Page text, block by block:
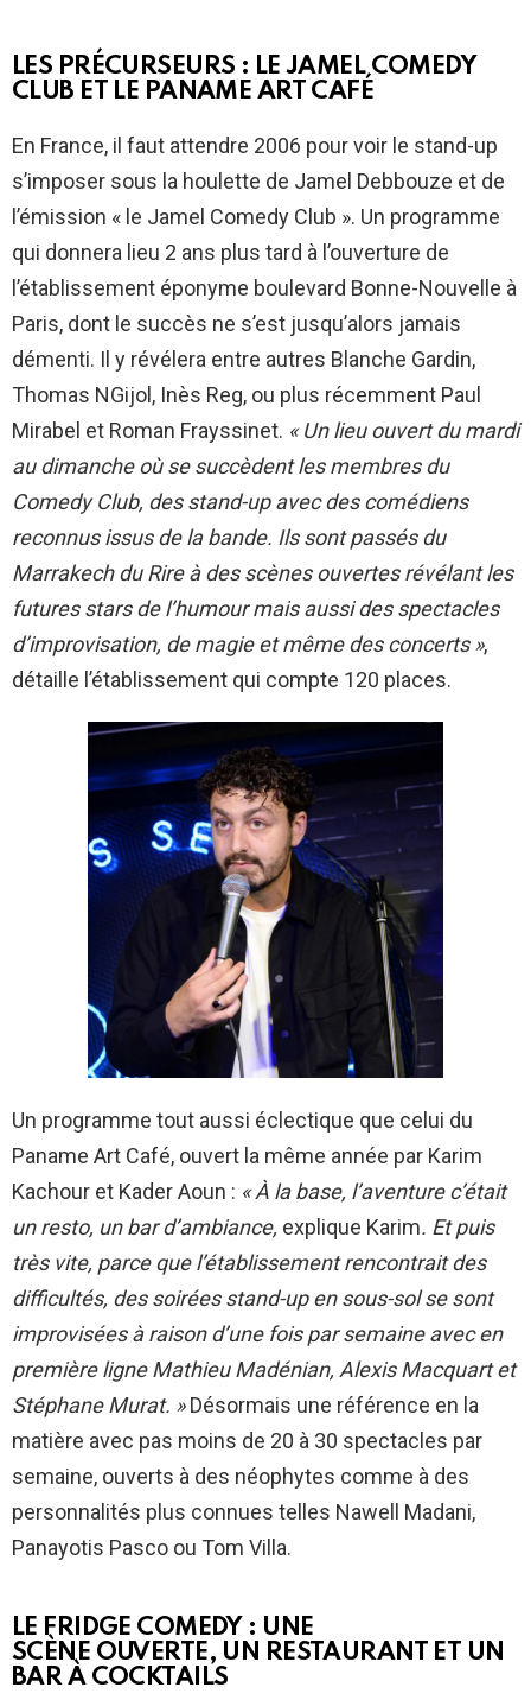
LES PRÉCURSEURS : LE JAMEL COMEDY
CLUB ET LE PANAME ART CAFÉ
En France, il faut attendre 2006 pour voir le stand-up
s’imposer sous la houlette de Jamel Debbouze et de
l’émission « le Jamel Comedy Club ». Un programme
qui donnera lieu 2 ans plus tard à l’ouverture de
l’établissement éponyme boulevard Bonne-Nouvelle à
Paris, dont le succès ne s’est jusqu’alors jamais
démenti. Il y révélera entre autres Blanche Gardin,
Thomas NGijol, Inès Reg, ou plus récemment Paul
Mirabel et Roman Frayssinet. « Un lieu ouvert du mardi
au dimanche où se succèdent les membres du
Comedy Club, des stand-up avec des comédiens
reconnus issus de la bande. Ils sont passés du
Marrakech du Rire à des scènes ouvertes révélant les
futures stars de l’humour mais aussi des spectacles
d’improvisation, de magie et même des concerts »,
détaille l’établissement qui compte 120 places.
Un programme tout aussi éclectique que celui du
Paname Art Café, ouvert la même année par Karim
Kachour et Kader Aoun : « À la base, l’aventure c’était
un resto, un bar d’ambiance, explique Karim. Et puis
très vite, parce que l’établissement rencontrait des
difficultés, des soirées stand-up en sous-sol se sont
improvisées à raison d’une fois par semaine avec en
première ligne Mathieu Madénian, Alexis Macquart et
Stéphane Murat. »Désormais une référence en la
matière avec pas moins de 20 à 30 spectacles par
semaine, ouverts à des néophytes comme à des
personnalités plus connues telles Nawell Madani,
Panayotis Pasco ou Tom Villa.
LE FRIDGE COMEDY : UNE
SCÈNE OUVERTE, UN RESTAURANT ET UN
BAR À COCKTAILS